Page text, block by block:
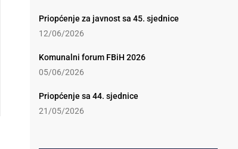
Priopćenje za javnost sa 45. sjednice
12/06/2026
Komunalni forum FBiH 2026
05/06/2026
Priopćenje sa 44. sjednice
21/05/2026